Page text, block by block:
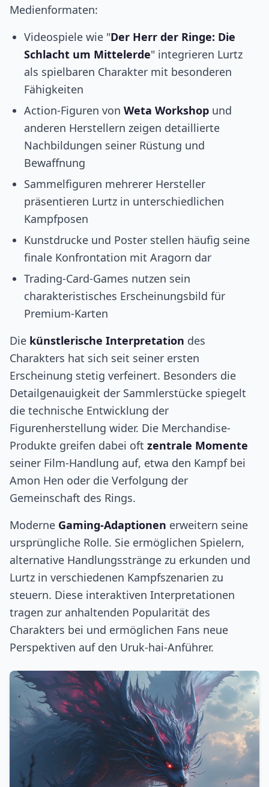
Medienformaten:
Videospiele wie "Der Herr der Ringe: Die
Schlacht um Mittelerde" integrieren Lurtz
als spielbaren Charakter mit besonderen
Fähigkeiten
Action-Figuren von Weta Workshop und
anderen Herstellern zeigen detaillierte
Nachbildungen seiner Rüstung und
Bewaffnung
Sammelfiguren mehrerer Hersteller
präsentieren Lurtz in unterschiedlichen
Kampfposen
Kunstdrucke und Poster stellen häufig seine
finale Konfrontation mit Aragorn dar
Trading-Card-Games nutzen sein
charakteristisches Erscheinungsbild für
Premium-Karten
Die künstlerische Interpretation des
Charakters hat sich seit seiner ersten
Erscheinung stetig verfeinert. Besonders die
Detailgenauigkeit der Sammlerstücke spiegelt
die technische Entwicklung der
Figurenherstellung wider. Die Merchandise-
Produkte greifen dabei oft zentrale Momente
seiner Film-Handlung auf, etwa den Kampf bei
Amon Hen oder die Verfolgung der
Gemeinschaft des Rings.
Moderne Gaming-Adaptionen erweitern seine
ursprüngliche Rolle. Sie ermöglichen Spielern,
alternative Handlungsstränge zu erkunden und
Lurtz in verschiedenen Kampfszenarien zu
steuern. Diese interaktiven Interpretationen
tragen zur anhaltenden Popularität des
Charakters bei und ermöglichen Fans neue
Perspektiven auf den Uruk-hai-Anführer.